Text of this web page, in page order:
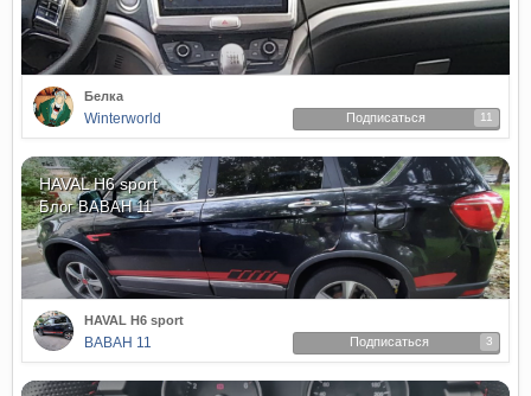
Белка
Winterworld Подписаться 11
HAVAL H6 sport
БлогВАВАН 11
HAVAL H6 sport
ВАВАН 11 Подписаться 3